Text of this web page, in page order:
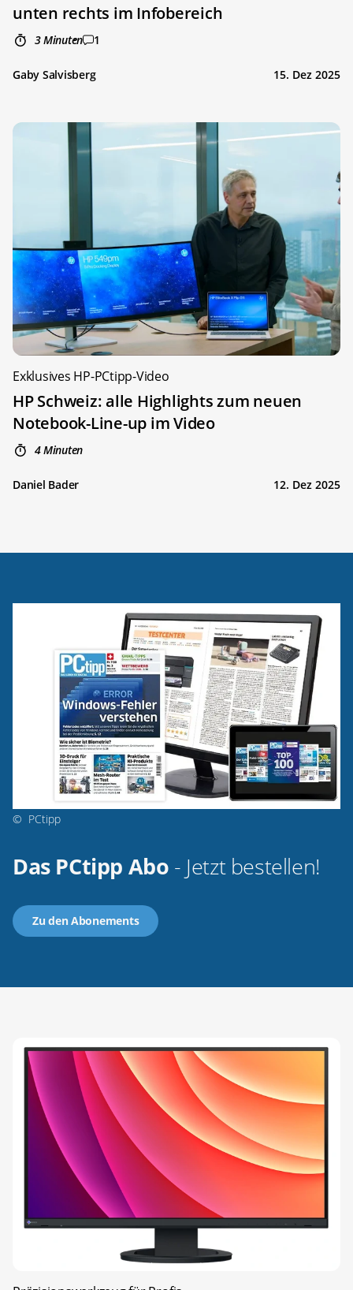
unten rechts im Infobereich
3 Minuten 1
Gaby Salvisberg 15. Dez 2025
Exklusives HP-PCtipp-Video
HP Schweiz: alle Highlights zum neuen
Notebook-Line-up im Video
4 Minuten
Daniel Bader 12. Dez 2025
© PCtipp
Das PCtipp Abo - Jetzt bestellen!
Zu den Abonements